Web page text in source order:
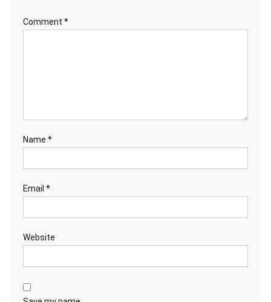
Comment *
Name *
Email *
Website